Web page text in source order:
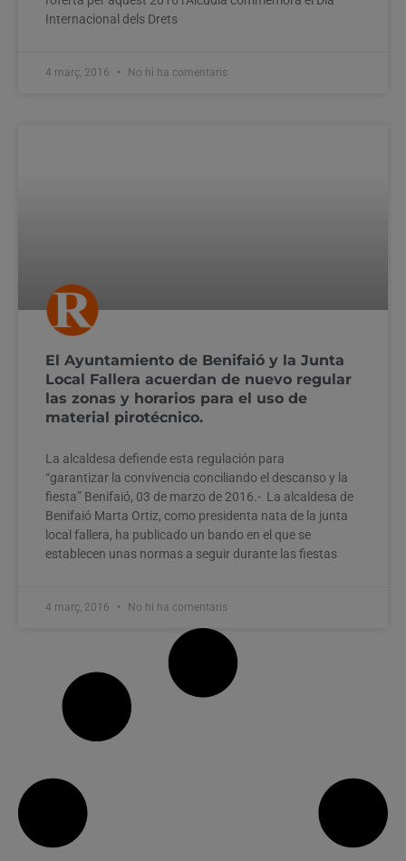
Internacional dels Drets
4 març, 2016 No hi ha comentaris
El Ayuntamiento de Benifaió y la Junta
Local Fallera acuerdan de nuevo regular
las zonas y horarios para el uso de
material pirotécnico.
La alcaldesa defiende esta regulación para
“garantizar la convivencia conciliando el descanso y la
fiesta” Benifaió, 03 de marzo de 2016.- La alcaldesa de
Benifaió Marta Ortiz, como presidenta nata de la junta
local fallera, ha publicado un bando en el que se
establecen unas normas a seguir durante las fiestas
4 març, 2016 No hi ha comentaris